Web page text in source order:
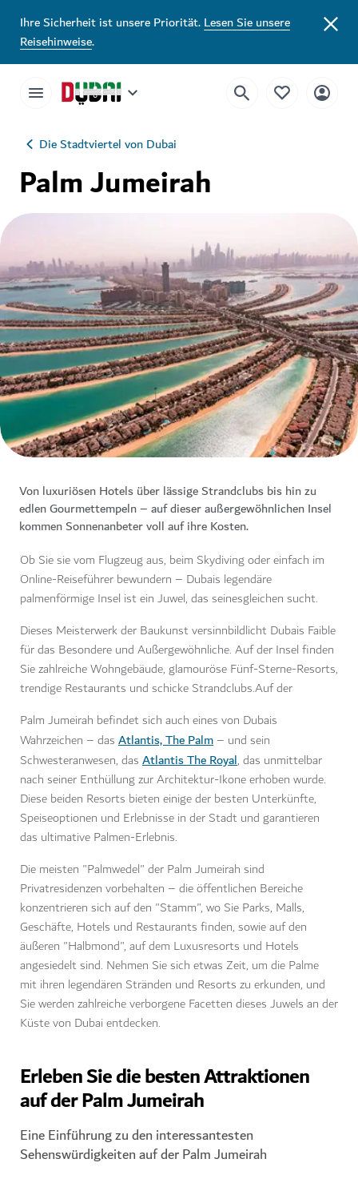
Ihre Sicherheit ist unsere Priorität.Lesen Sie unsere
Reisehinweise.
Die Stadtviertel von Dubai
Palm Jumeirah
Von luxuriösen Hotels über lässige Strandclubs bis hin zu
edlen Gourmettempeln – auf dieser außergewöhnlichen Insel
kommen Sonnenanbeter voll auf ihre Kosten.
Ob Sie sie vom Flugzeug aus, beim Skydiving oder einfach im
Online-Reiseführer bewundern – Dubais legendäre
palmenförmige Insel ist ein Juwel, das seinesgleichen sucht.
Dieses Meisterwerk der Baukunst versinnbildlicht Dubais Faible
für das Besondere und Außergewöhnliche. Auf der Insel finden
Sie zahlreiche Wohngebäude, glamouröse Fünf-Sterne-Resorts,
trendige Restaurants und schicke Strandclubs.Auf der
Palm Jumeirah befindet sich auch eines von Dubais
Wahrzeichen – das Atlantis, The Palm – und sein
Schwesteranwesen, das Atlantis The Royal, das unmittelbar
nach seiner Enthüllung zur Architektur-Ikone erhoben wurde.
Diese beiden Resorts bieten einige der besten Unterkünfte,
Speiseoptionen und Erlebnisse in der Stadt und garantieren
das ultimative Palmen-Erlebnis.
Die meisten "Palmwedel" der Palm Jumeirah sind
Privatresidenzen vorbehalten – die öffentlichen Bereiche
konzentrieren sich auf den "Stamm", wo Sie Parks, Malls,
Geschäfte, Hotels und Restaurants finden, sowie auf den
äußeren "Halbmond", auf dem Luxusresorts und Hotels
angesiedelt sind. Nehmen Sie sich etwas Zeit, um die Palme
mit ihren legendären Stränden und Resorts zu erkunden, und
Sie werden zahlreiche verborgene Facetten dieses Juwels an der
Küste von Dubai entdecken.
Erleben Sie die besten Attraktionen
auf der Palm Jumeirah
Eine Einführung zu den interessantesten
Sehenswürdigkeiten auf der Palm Jumeirah